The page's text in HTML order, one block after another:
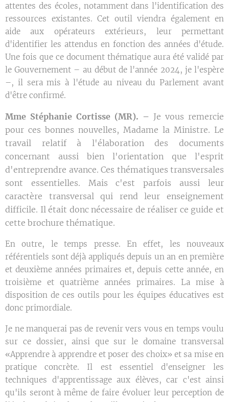
attentes des écoles, notamment dans l'identification des
ressources existantes. Cet outil viendra également en
aide aux opérateurs extérieurs, leur permettant
d'identifier les attendus en fonction des années d'étude.
Une fois que ce document thématique aura été validé par
le Gouvernement – au début de l'année 2024, je l'espère
–, il sera mis à l'étude au niveau du Parlement avant
d'être confirmé.
Mme Stéphanie Cortisse (MR). – Je vous remercie
pour ces bonnes nouvelles, Madame la Ministre. Le
travail relatif à l'élaboration des documents
concernant aussi bien l'orientation que l'esprit
d'entreprendre avance. Ces thématiques transversales
sont essentielles. Mais c'est parfois aussi leur
caractère transversal qui rend leur enseignement
difficile. Il était donc nécessaire de réaliser ce guide et
cette brochure thématique.
En outre, le temps presse. En effet, les nouveaux
référentiels sont déjà appliqués depuis un an en première
et deuxième années primaires et, depuis cette année, en
troisième et quatrième années primaires. La mise à
disposition de ces outils pour les équipes éducatives est
donc primordiale.
Je ne manquerai pas de revenir vers vous en temps voulu
sur ce dossier, ainsi que sur le domaine transversal
«Apprendre à apprendre et poser des choix» et sa mise en
pratique concrète. Il est essentiel d'enseigner les
techniques d'apprentissage aux élèves, car c'est ainsi
qu'ils seront à même de faire évoluer leur perception de